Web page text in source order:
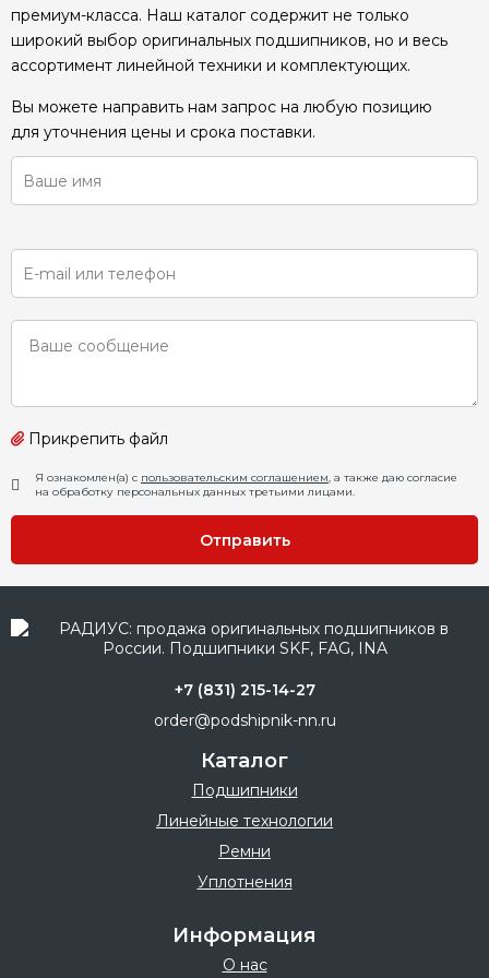
премиум-класса. Наш каталог содержит не только
широкий выбор оригинальных подшипников, но и весь
ассортимент линейной техники и комплектующих.
Вы можете направить нам запрос на любую позицию
для уточнения цены и срока поставки.
Прикрепить файл
Я ознакомлен(а) с пользовательским соглашением, а также даю согласие
на обработку персональных данных третьими лицами.
Отправить
+7 (831) 215-14-27
order@podshipnik-nn.ru
Каталог
Подшипники
Линейные технологии
Ремни
Уплотнения
Информация
О нас